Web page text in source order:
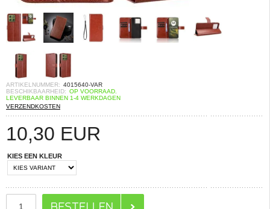
ARTIKELNUMMER: 4015640-VAR
BESCHIKBAARHEID: OP VOORRAAD.
LEVERBAAR BINNEN 1-4 WERKDAGEN
VERZENDKOSTEN
10,30 EUR
KIES EEN KLEUR